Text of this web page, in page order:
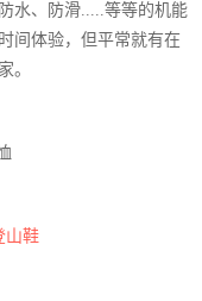
水、防滑.....等等的机能
间体验，但平常就有在
。
山鞋